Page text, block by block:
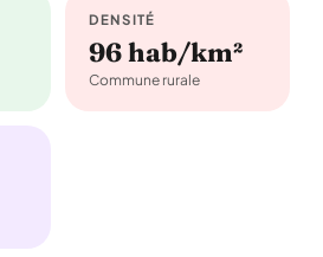
DENSITÉ
96 hab/km²
Commune rurale